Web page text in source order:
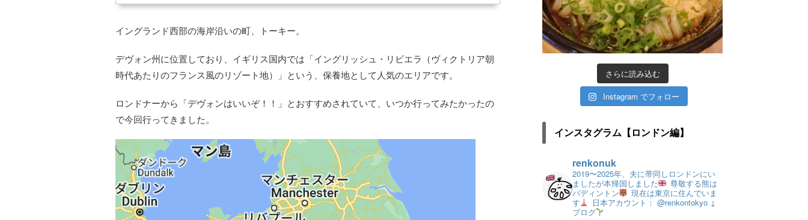
イングランド西部の海岸沿いの町、トーキー。
デヴォン州に位置しており、イギリス国内では「イングリッシュ・リビエラ（ヴィクトリア朝
時代あたりのフランス風のリゾート地）」という、保養地として人気のエリアです。
ロンドナーから「デヴォンはいいぞ！！」とおすすめされていて、いつか行ってみたかったの
で今回行ってきました。
さらに読み込む
Instagram でフォロー
インスタグラム【ロンドン編】
renkonuk
2019〜2025年、夫に帯同しロンドンにい
ましたが本帰国しました
尊敬する熊は
パディントン
現在は東京に住んでいま
す
日本アカウント： @renkontokyo ↓
ブログ